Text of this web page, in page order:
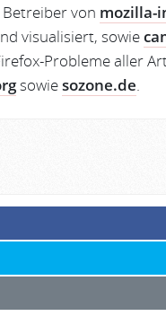
von mozilla-
visualisiert, sowie
Probleme aller
sowiesozone.de